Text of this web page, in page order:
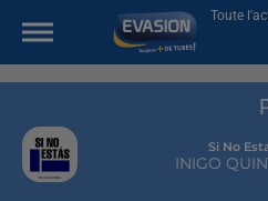
Toute
Si No
INIGO